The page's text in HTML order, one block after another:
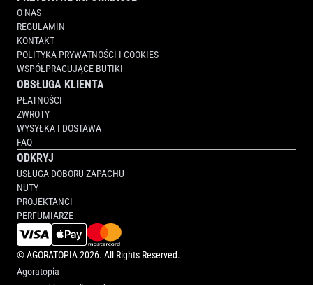
O NAS
REGULAMIN
KONTAKT
POLITYKA PRYWATNOŚCI I COOKIES
WSPÓŁPRACUJĄCE BUTIKI
OBSŁUGA KLIENTA
PŁATNOŚCI
ZWROTY
WYSYŁKA I DOSTAWA
FAQ
ODKRYJ
USŁUGA DOBORU ZAPACHU
NUTY
PROJEKTANCI
PERFUMIARZE
©AGORATOPIA2026. All Rights Reserved.
Agoratopia